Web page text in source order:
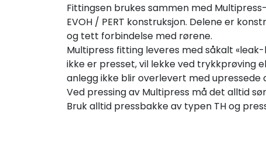
Fittingsen brukes sammen med
EVOH / PERT konstruksjon. Delene er
og tett forbindelse med rørene.
Multipress fitting leveres med såkalt
ikke er presset, vil lekke ved trykkprøving
anlegg ikke blir overlevert med upressede
Ved pressing av Multipress må det alltid
Bruk alltid pressbakke av typen TH og